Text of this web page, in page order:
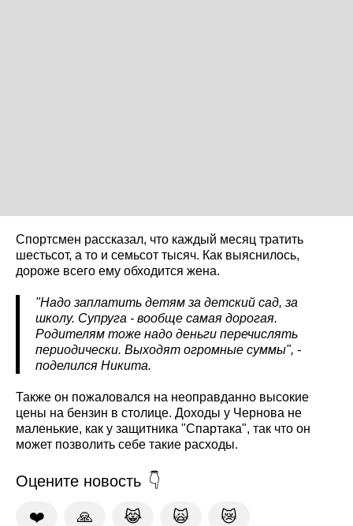
Спортсмен рассказал, что каждый месяц тратить
шестьсот, а то и семьсот тысяч. Как выяснилось,
дороже всего ему обходится жена.
"Надо заплатить детям за детский сад, за
школу. Супруга - вообще самая дорогая.
Родителям тоже надо деньги перечислять
периодически. Выходят огромные суммы", -
поделился Никита.
Также он пожаловался на неоправданно высокие
цены на бензин в столице. Доходы у Чернова не
маленькие, как у защитника "Спартака", так что он
может позволить себе такие расходы.
Оцените новость
❤️ 🙏 😹 🙀 😿